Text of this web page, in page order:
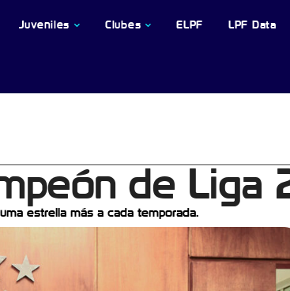
Juveniles Clubes ELPF LPF Data
de Liga
estrella más a cada temporada.